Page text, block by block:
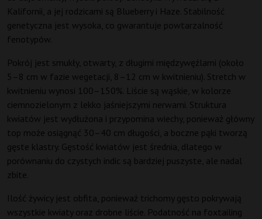
Kalifornii, a jej rodzicami są Blueberry i Haze. Stabilność
genetyczna jest wysoka, co gwarantuje powtarzalność
fenotypów.
Pokrój jest smukły, otwarty, z długimi międzywęźlami (około
5–8 cm w fazie wegetacji, 8–12 cm w kwitnieniu). Stretch w
kwitnieniu wynosi 100–150%. Liście są wąskie, w kolorze
ciemnozielonym z lekko jaśniejszymi nerwami. Struktura
kwiatów jest wydłużona i przypomina wiechy, ponieważ główny
top może osiągnąć 30–40 cm długości, a boczne pąki tworzą
gęste klastry. Gęstość kwiatów jest średnia, dlatego w
porównaniu do czystych indic są bardziej puszyste, ale nadal
zbite.
Ilość żywicy jest obfita, ponieważ trichomy gęsto pokrywają
wszystkie kwiaty oraz drobne liście. Podatność na foxtailing